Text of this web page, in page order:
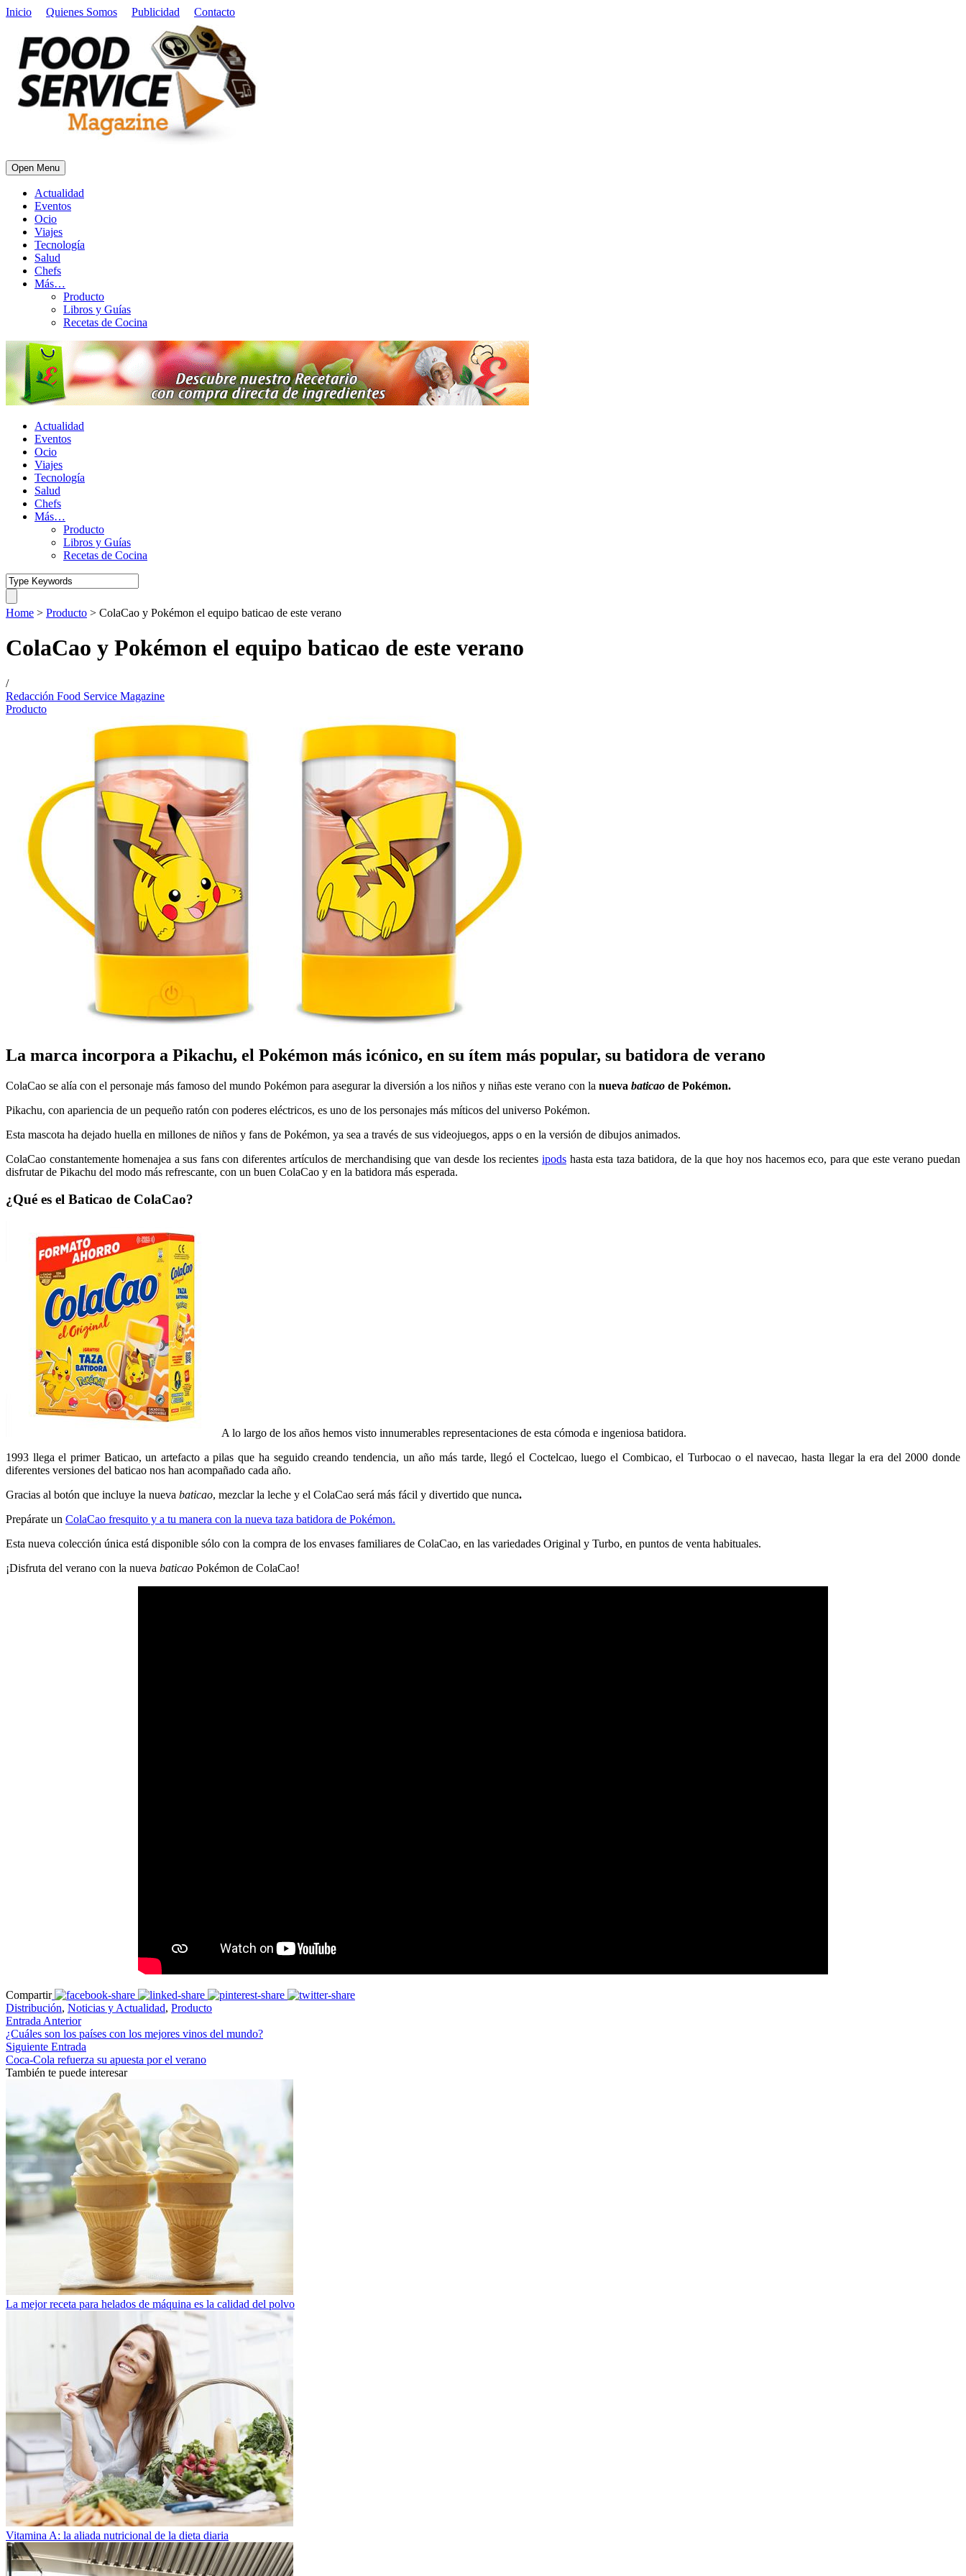
Inicio Quienes Somos Publicidad Contacto
Open Menu
Actualidad
Eventos
Ocio
Viajes
Tecnología
Salud
Chefs
Más…
Producto
Libros y Guías
Recetas de Cocina
Actualidad
Eventos
Ocio
Viajes
Tecnología
Salud
Chefs
Más…
Producto
Libros y Guías
Recetas de Cocina
Home > Producto > ColaCao y Pokémon el equipo baticao de este verano
ColaCao y Pokémon el equipo baticao de este verano
/
Redacción Food Service Magazine
Producto
La marca incorpora a Pikachu, el Pokémon más icónico, en su ítem más popular, su batidora de verano
ColaCao se alía con el personaje más famoso del mundo Pokémon para asegurar la diversión a los niños y niñas este verano con la nueva baticao de Pokémon.
Pikachu, con apariencia de un pequeño ratón con poderes eléctricos, es uno de los personajes más míticos del universo Pokémon.
Esta mascota ha dejado huella en millones de niños y fans de Pokémon, ya sea a través de sus videojuegos, apps o en la versión de dibujos animados.
ColaCao constantemente homenajea a sus fans con diferentes artículos de merchandising que van desde los recientes ipods hasta esta taza batidora, de la que hoy nos hacemos eco, para que este verano puedan
disfrutar de Pikachu del modo más refrescante, con un buen ColaCao y en la batidora más esperada.
¿Qué es el Baticao de ColaCao?
A lo largo de los años hemos visto innumerables representaciones de esta cómoda e ingeniosa batidora.
1993 llega el primer Baticao, un artefacto a pilas que ha seguido creando tendencia, un año más tarde, llegó el Coctelcao, luego el Combicao, el Turbocao o el navecao, hasta llegar la era del 2000 donde
diferentes versiones del baticao nos han acompañado cada año.
Gracias al botón que incluye la nueva baticao, mezclar la leche y el ColaCao será más fácil y divertido que nunca.
Prepárate un ColaCao fresquito y a tu manera con la nueva taza batidora de Pokémon.
Esta nueva colección única está disponible sólo con la compra de los envases familiares de ColaCao, en las variedades Original y Turbo, en puntos de venta habituales.
¡Disfruta del verano con la nueva baticao Pokémon de ColaCao!
Compartir
Distribución, Noticias y Actualidad, Producto
Entrada Anterior
¿Cuáles son los países con los mejores vinos del mundo?
Siguiente Entrada
Coca-Cola refuerza su apuesta por el verano
También te puede interesar
La mejor receta para helados de máquina es la calidad del polvo
Vitamina A: la aliada nutricional de la dieta diaria